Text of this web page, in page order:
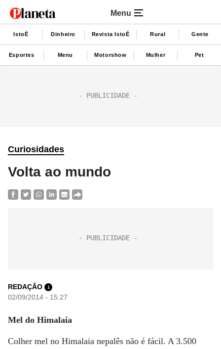
Menu
IstoÉ Dinheiro Revista IstoÉ Rural Gente
Esportes Menu Motorshow Mulher Pet
Curiosidades
Volta ao mundo
REDAÇÃO i
02/09/2014 - 15:27
Mel do Himalaia
Colher mel no Himalaia nepalês não é fácil. A 3.500